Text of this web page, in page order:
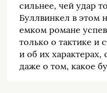
сильнее, чей удар
Буллвинкел в этом
емком романе
только о тактике и
и об их характерах,
даже о том, какое